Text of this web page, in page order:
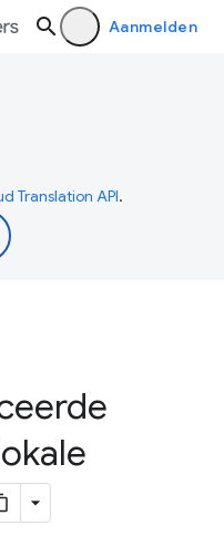
Aanmelden
Translation API.